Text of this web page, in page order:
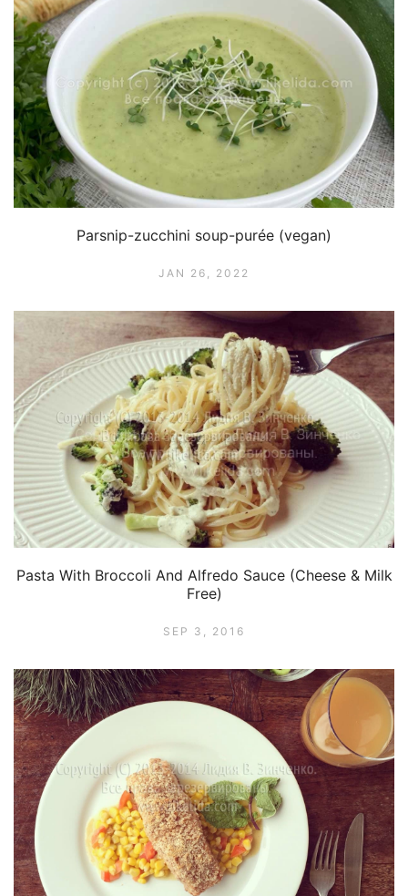
Parsnip-zucchini soup-purée (vegan)
JAN 26, 2022
Pasta With Broccoli And Alfredo Sauce (Cheese & Milk
Free)
SEP 3, 2016